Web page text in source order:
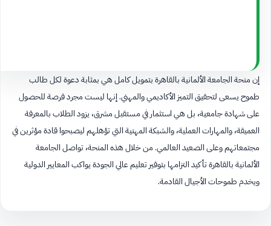
إن منحة الجامعة الألمانية بالقاهرة بتمويل كامل هي بمثابة دعوة لكل طالب
طموح يسعى لتحقيق التميز الأكاديمي والمهني. إنها ليست مجرد فرصة للحصول
على شهادة جامعية، بل هي استثمار في مستقبل مشرق، يزود الطلاب بالمعرفة
العميقة، والمهارات العملية، والشبكة المهنية التي تؤهلهم ليصبحوا قادة مؤثرين في
مجتمعاتهم وعلى الصعيد العالمي. من خلال هذه المنحة، تواصل الجامعة
الألمانية بالقاهرة تأكيد التزامها بتوفير تعليم عالي الجودة يواكب المعايير الدولية
ويخدم طموحات الأجيال القادمة.